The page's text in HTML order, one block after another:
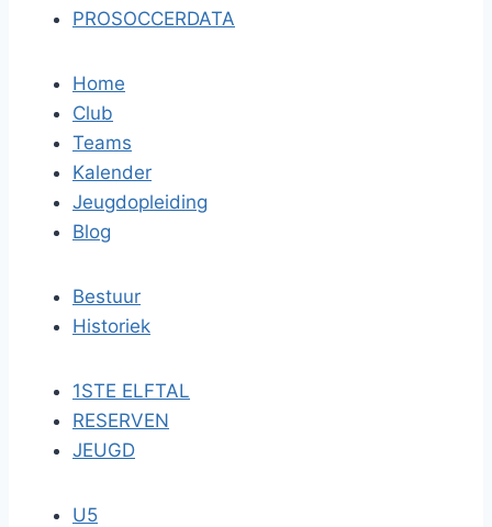
PROSOCCERDATA
Home
Club
Teams
Kalender
Jeugdopleiding
Blog
Bestuur
Historiek
1STE ELFTAL
RESERVEN
JEUGD
U5